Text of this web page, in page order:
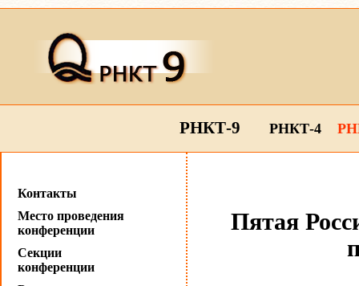
РНКТ-9 РНКТ-4
Контакты
Место проведения
конференции
Секции
конференции
Пятая